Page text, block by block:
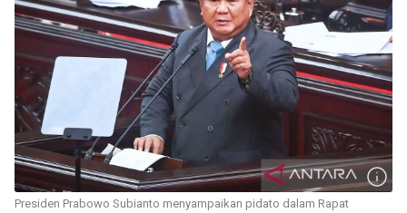
Presiden Prabowo Subianto menyampaikan pidato dalam Rapat